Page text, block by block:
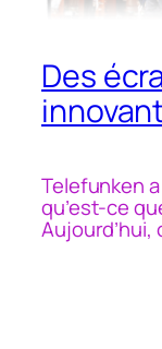
Des
Telefunken
qu’est-ce
Aujourd’hui,